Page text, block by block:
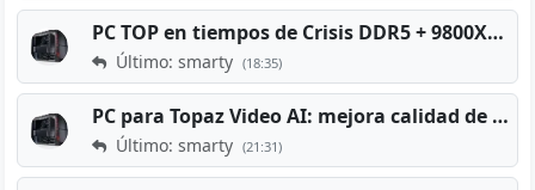
PC TOP en tiempos de Crisis DDR5 + 9800X3D + RTX 5080 [2026][2400€]
Último: smarty (18:35)
PC para Topaz Video AI: mejora calidad de vídeos viejos
Último: smarty (21:31)